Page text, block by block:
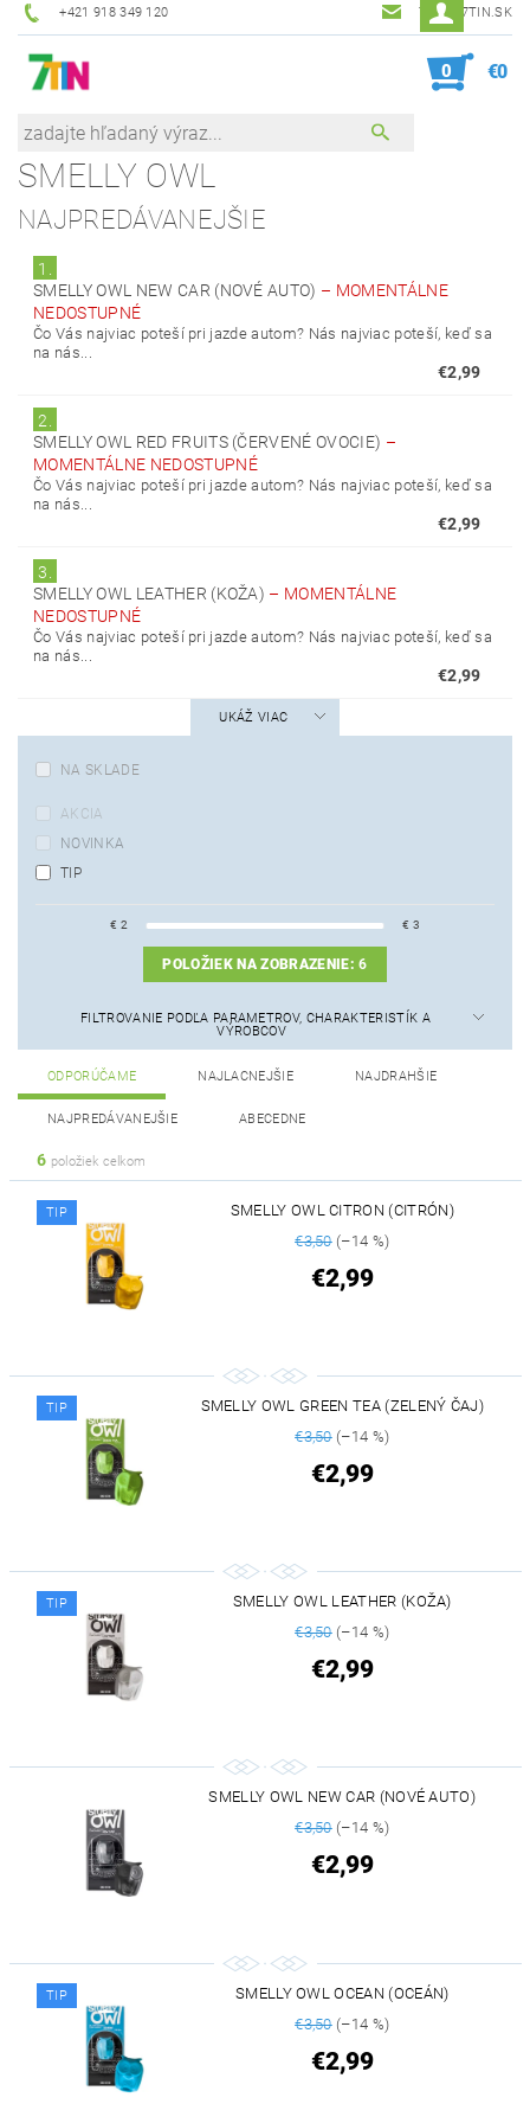
+421 918 349 120 7TIN@7TIN.SK
0 €0
SMELLY OWL
NAJPREDÁVANEJŠIE
1.
SMELLY OWL NEW CAR (NOVÉ AUTO) – MOMENTÁLNE
NEDOSTUPNÉ
Čo Vás najviac poteší pri jazde autom? Nás najviac poteší, keď sa
na nás...
€2,99
2.
SMELLY OWL RED FRUITS (ČERVENÉ OVOCIE) –
MOMENTÁLNE NEDOSTUPNÉ
Čo Vás najviac poteší pri jazde autom? Nás najviac poteší, keď sa
na nás...
€2,99
3.
SMELLY OWL LEATHER (KOŽA) – MOMENTÁLNE
NEDOSTUPNÉ
Čo Vás najviac poteší pri jazde autom? Nás najviac poteší, keď sa
na nás...
€2,99
UKÁŽ VIAC
NA SKLADE
AKCIA
NOVINKA
TIP
€ 2 € 3
POLOŽIEK NA ZOBRAZENIE:6
FILTROVANIE PODĽA PARAMETROV, CHARAKTERISTÍK A
VÝROBCOV
ODPORÚČAME NAJLACNEJŠIE NAJDRAHŠIE
NAJPREDÁVANEJŠIE ABECEDNE
6 položiek celkom
TIP
SMELLY OWL CITRON (CITRÓN)
€3,50(–14 %)
€2,99
TIP
SMELLY OWL GREEN TEA (ZELENÝ ČAJ)
€3,50(–14 %)
€2,99
TIP
SMELLY OWL LEATHER (KOŽA)
€3,50(–14 %)
€2,99
SMELLY OWL NEW CAR (NOVÉ AUTO)
€3,50(–14 %)
€2,99
TIP
SMELLY OWL OCEAN (OCEÁN)
€3,50(–14 %)
€2,99